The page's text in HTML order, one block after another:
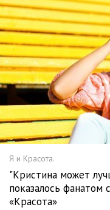
Я и Красота.
"Кристина может
показалось
«Красота»